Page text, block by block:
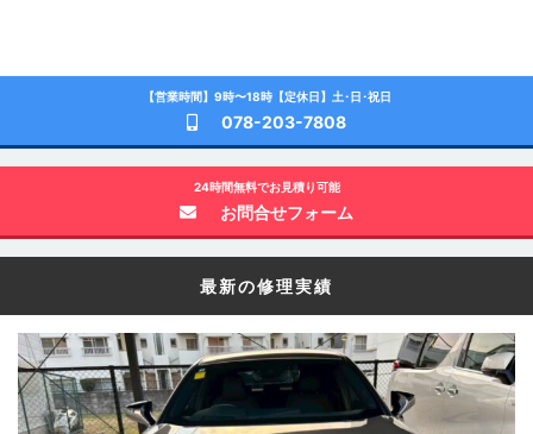
【営業時間】9時〜18時【定休日】土･日･祝日
078-203-7808
24時間無料でお見積り可能
お問合せフォーム
最新の修理実績